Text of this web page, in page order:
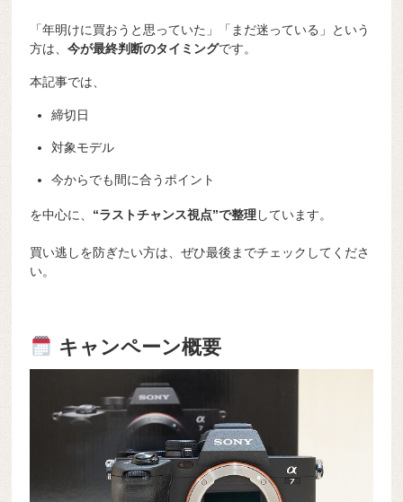
「年明けに買おうと思っていた」「まだ迷っている」という
方は、今が最終判断のタイミングです。
本記事では、
締切日
対象モデル
今からでも間に合うポイント
を中心に、 “ラストチャンス視点”で整理しています。
買い逃しを防ぎたい方は、ぜひ最後までチェックしてくださ
い。
キャンペーン概要